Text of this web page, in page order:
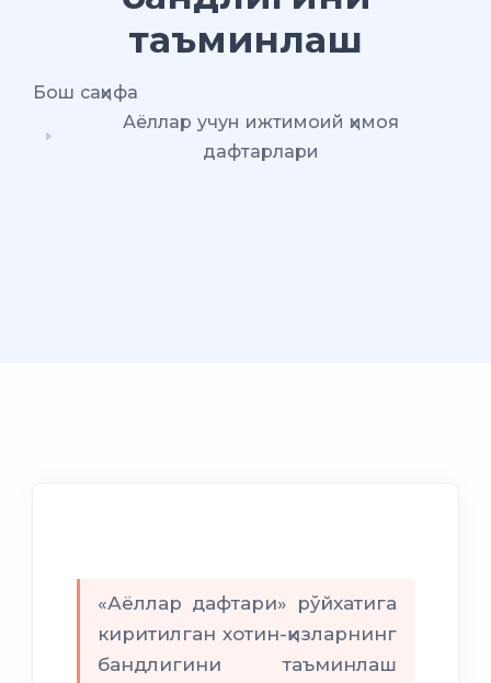
таъминлаш
Бош саҳифа
Аёллар учун ижтимоий ҳимоя
дафтарлари
«Аёллар дафтари» рўйхатига
киритилган хотин-қизларнинг
бандлигини таъминлаш